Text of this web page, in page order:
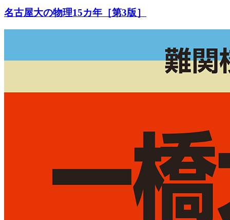
名古屋大の物理15カ年［第3版］